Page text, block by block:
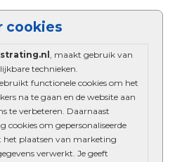
cookies
, maakt gebruik van
technieken.
functionele cookies om het
na te gaan en de website aan
te verbeteren. Daarnaast
cookies om gepersonaliseerde
het plaatsen van marketing
verwerkt. Je geeft